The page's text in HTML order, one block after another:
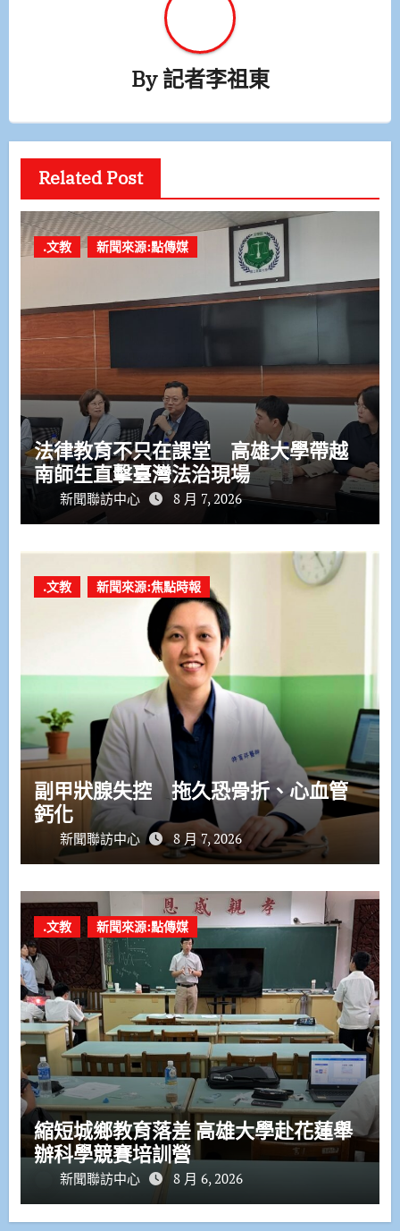
By記者李祖東
Related Post
.文教 新聞來源:點傳媒
法律教育不只在課堂 高雄大學帶越
南師生直擊臺灣法治現場
新聞聯訪中心 8 月 7, 2026
.文教 新聞來源:焦點時報
副甲狀腺失控 拖久恐骨折、心血管
鈣化
新聞聯訪中心 8 月 7, 2026
.文教 新聞來源:點傳媒
縮短城鄉教育落差 高雄大學赴花蓮舉
辦科學競賽培訓營
新聞聯訪中心 8 月 6, 2026